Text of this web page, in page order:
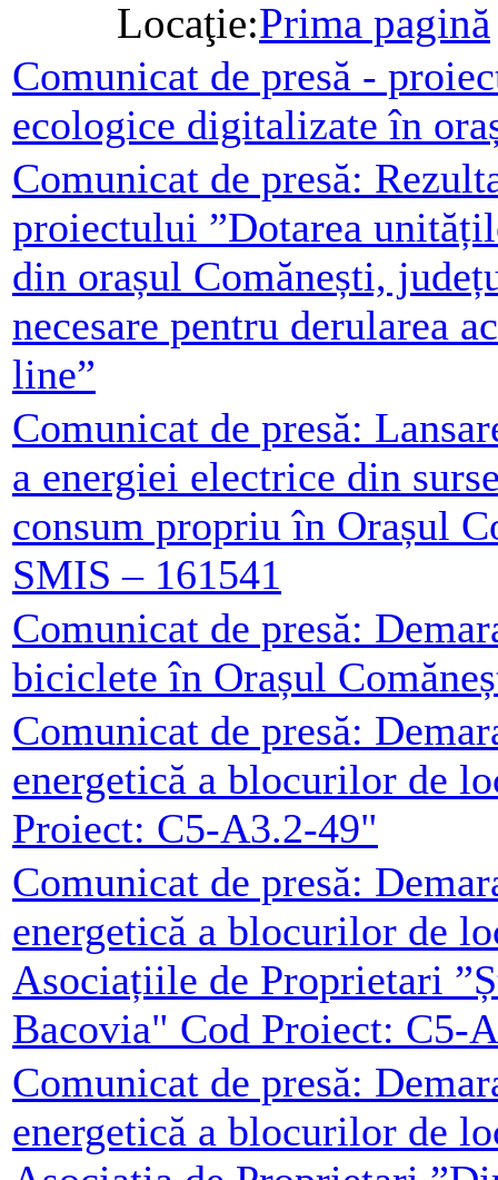
Locaţie:Prima pagină
Comunicat de presă -
ecologice digitalizate în
Comunicat de presă:
proiectului ”Dotarea
din orașul Comănești,
necesare pentru derularea
line”
Comunicat de presă:
a energiei electrice din
consum propriu în Orașul
SMIS – 161541
Comunicat de presă:
biciclete în Orașul
Comunicat de presă:
energetică a blocurilor de
Proiect: C5-A3.2-49"
Comunicat de presă:
energetică a blocurilor de
Asociațiile de Proprietari
Bacovia" Cod Proiect: C5-
Comunicat de presă:
energetică a blocurilor de